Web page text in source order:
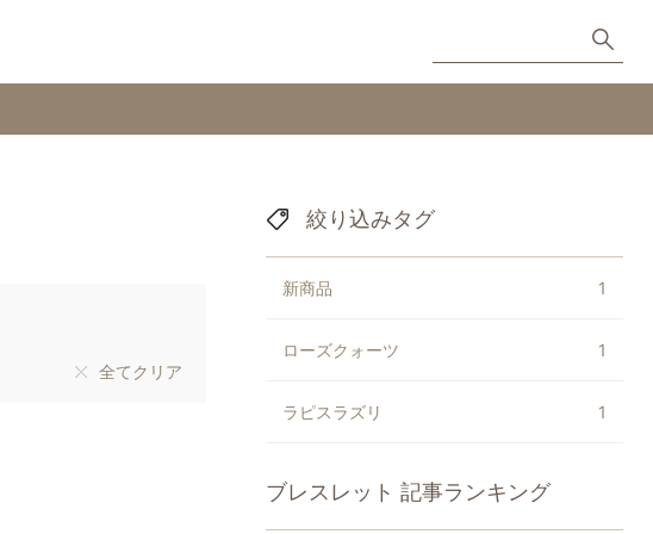
全てクリア
絞り込みタグ
新商品 1
ローズクォーツ 1
ラピスラズリ 1
ブレスレット 記事ランキング